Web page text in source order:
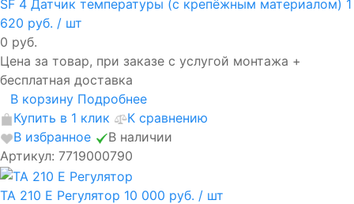
SF 4 Датчик температуры (с крепёжным материалом) 1
620 руб. / шт
0 руб.
Цена за товар, при заказе с услугой монтажа +
бесплатная доставка
В корзину Подробнее
Купить в 1 клик
К сравнению
В избранное
В наличии
Артикул: 7719000790
TA 210 E Регулятор 10 000 руб. / шт